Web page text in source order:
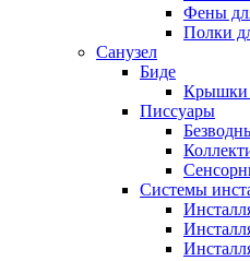
Фены
Полки
Санузел
Биде
Крышки
Писсуары
Системы